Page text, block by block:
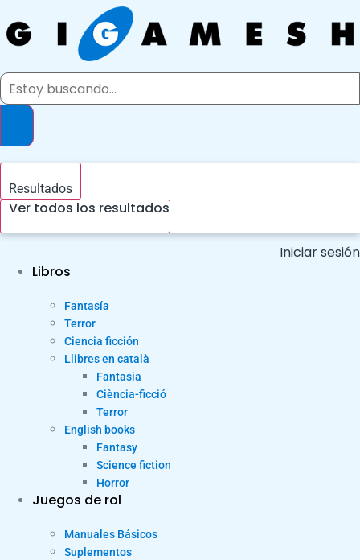
al
contenido
Search
Resultados
Ver todos los resultados
Iniciar sesión
Libros
Fantasía
Terror
Ciencia ficción
Llibres en català
Fantasia
Ciència-ficció
Terror
English books
Fantasy
Science fiction
Horror
Juegos de rol
Manuales Básicos
Suplementos